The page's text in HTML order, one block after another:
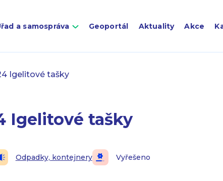
a samospráva Geoportál Aktuality Akce
Igelitové tašky
Igelitové tašky
Odpadky, kontejnery Vyřešeno